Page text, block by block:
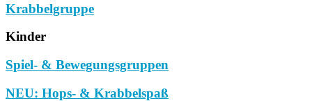
Krabbelgruppe
Kinder
Spiel- & Bewegungsgruppen
NEU: Hops- & Krabbelspaß